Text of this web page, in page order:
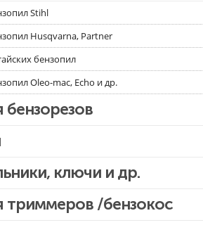
Stihl
Husqvarna, Partner
бензопил
Oleo-mac, Echo и др.
бензорезов
ключи и др.
триммеров /бензокос